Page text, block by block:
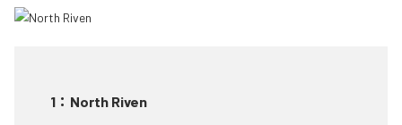
1 ： North Riven